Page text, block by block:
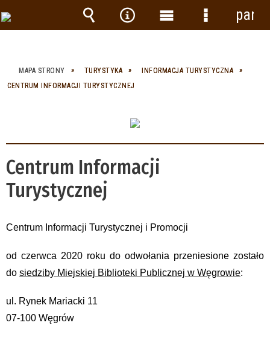
MAPA STRONY TURYSTYKA
INFORMACJA TURYSTYCZNA
CENTRUM INFORMACJI TURYSTYCZNEJ
Centrum Informacji
Turystycznej
Centrum Informacji Turystycznej i Promocji
od czerwca 2020 roku do odwołania przeniesione zostało
do siedziby Miejskiej Biblioteki Publicznej w Węgrowie:
ul. Rynek Mariacki 11
07-100 Węgrów
Wyszukiwarka
Narzędzia
Menu Menu
panel